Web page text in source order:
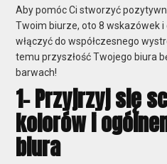
Aby pomóc Ci stworzyć
Twoim biurze, oto 8 wskazówek
włączyć do współczesnego
temu przyszłość Twojego biura
barwach!
1- Przyjrzyj się
kolorów i
biura